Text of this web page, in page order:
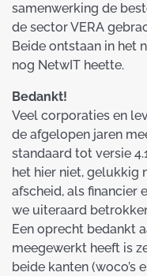
samenwerking de
de sector VERA
Beide ontstaan in het
nog NetwIT heette.
Bedankt!
Veel corporaties en
de afgelopen jaren
standaard tot versie
het hier niet, gelukkig
afscheid, als financier
we uiteraard
Een oprecht bedankt
meegewerkt heeft is
beide kanten (woco’s